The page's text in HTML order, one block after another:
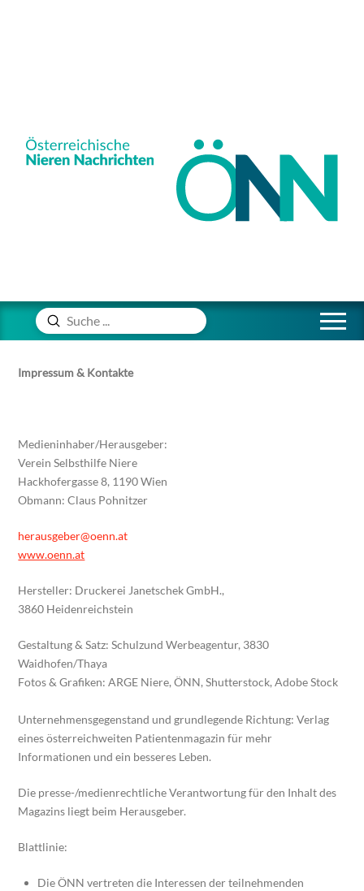
Suche
Absenden
Impressum & Kontakte
Medieninhaber/Herausgeber:
Verein Selbsthilfe Niere
Hackhofergasse 8, 1190 Wien
Obmann: Claus Pohnitzer
herausgeber@oenn.at
www.oenn.at
Hersteller: Druckerei Janetschek GmbH.,
3860 Heidenreichstein
Gestaltung & Satz: Schulzund Werbeagentur, 3830
Waidhofen/Thaya
Fotos & Grafiken: ARGE Niere, ÖNN, Shutterstock, Adobe Stock
Unternehmensgegenstand und grundlegende Richtung: Verlag
eines österreichweiten ­Patientenmagazin für mehr
Informationen und ein besseres Leben.
Die presse-/medienrechtliche Verantwortung für den Inhalt des
Magazins liegt beim Herausgeber.
Blattlinie:
Die ÖNN vertreten die Interessen der teilnehmenden